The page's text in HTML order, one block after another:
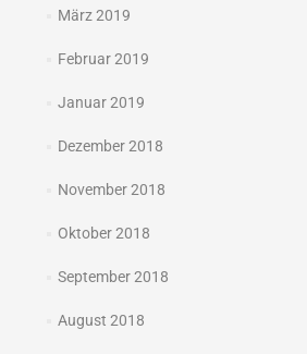
März 2019
Februar 2019
Januar 2019
Dezember 2018
November 2018
Oktober 2018
September 2018
August 2018